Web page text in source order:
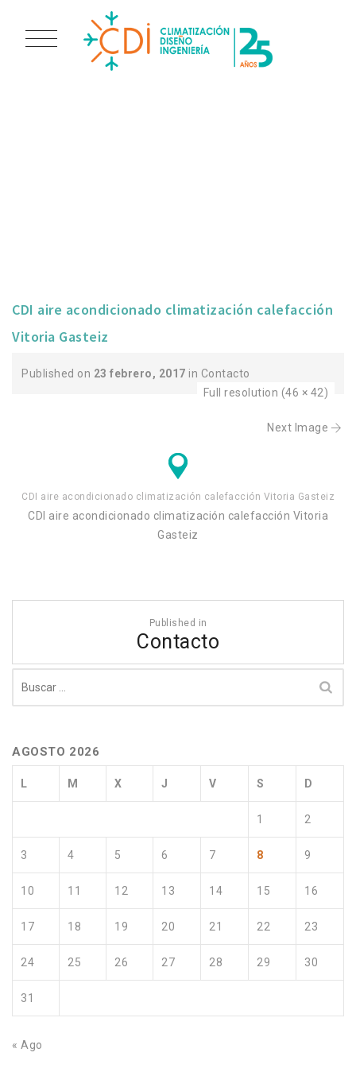
CDI aire acondicionado climatización calefacción
Vitoria Gasteiz
Published on 23 febrero, 2017 in Contacto
Full resolution (46 × 42)
Next Image
CDI aire acondicionado climatización calefacción Vitoria Gasteiz
CDI aire acondicionado climatización calefacción Vitoria
Gasteiz
entradas
Published in
Contacto
AGOSTO 2026
L M X J V S D
1 2
3 4 5 6 7 8 9
10 11 12 13 14 15 16
17 18 19 20 21 22 23
24 25 26 27 28 29 30
31
« Ago